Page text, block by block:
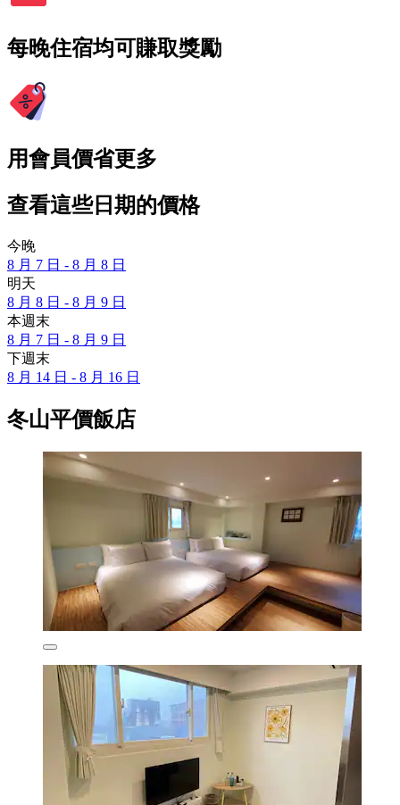
每晚住宿均可賺取獎勵
用會員價省更多
查看這些日期的價格
今晚
8 月 7 日 - 8 月 8 日
明天
8 月 8 日 - 8 月 9 日
本週末
8 月 7 日 - 8 月 9 日
下週末
8 月 14 日 - 8 月 16 日
冬山平價飯店